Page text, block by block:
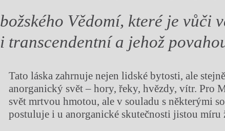
božského Vědomí, které je vůči
i transcendentní a jehož
Tato láska zahrnuje nejen lidské bytosti, ale
anorganický svět – hory, řeky, hvězdy, vítr. Pro
svět mrtvou hmotou, ale v souladu s některými
postuluje i u anorganické skutečnosti jistou míru